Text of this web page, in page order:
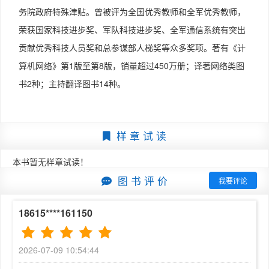
··············· 11
1.4 计算机网络在我国的发展····················
············16
1.5 计算机网络的类别·························
··········································
··········································
···············17
1.5.2 几种不同类别的计算机网络·················
··········································
··········································
················19
1.6.1 计算机网络的性能指标····················
··········································
第8 版第4 章曾简单介绍了软件定义网络SDN 的内容。近
络功能虚拟化、数据中心网络等内容集中到第9 章“新型网
络技术”
中，以便进行更加深入的介绍。
第9版把第8 版的8.4 节“改进‘尽最大努力交付’的服务”
在第4 章最后一节“多协议标签交换MPLS”中，增加了标签
转发表的构成过程。
在名词方面，我们尽可能使用术语在线[W-TERM]给出的标
准名词（除非是明显的错误译名）。第9 版把使用了多年
都一直使用的是Transport Layer，而Transport 的
常用译名是运输而不是传输，但考虑到现在“传输层”已变
成了标准译名[W-TERM]，因此本教材从这一版开始，也改
为使用“传输层”这一译名。
务院政府特殊津贴。曾被评为全国优秀教师和全军优秀教师，
荣获国家科技进步奖、军队科技进步奖、全军通信系统有突出
贡献优秀科技人员奖和总参谋部人梯奖等众多奖项。著有《计
算机网络》第1版至第8版，销量超过450万册；译著网络类图
书2种；主持翻译图书14种。
样 章 试 读
本书暂无样章试读！
图 书 评 价 我要评论
18615****161150
2026-07-09 10:54:44